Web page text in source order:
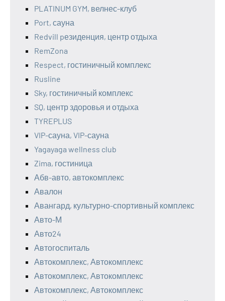
PLATINUM GYM, велнес-клуб
Port, сауна
Redvill pезиденция, центр отдыха
RemZona
Respect, гостиничный комплекс
Rusline
Sky, гостиничный комплекс
SQ, центр здоровья и отдыха
TYREPLUS
VIP-сауна, VIP-сауна
Yagayaga wellness club
Zima, гостиница
Абв-авто, автокомплекс
Авалон
Авангард, культурно-спортивный комплекс
Авто-М
Авто24
Автогоспиталь
Автокомплекс, Автокомплекс
Автокомплекс, Автокомплекс
Автокомплекс, Автокомплекс